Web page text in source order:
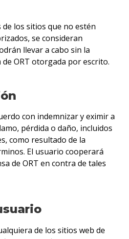
los sitios que no estén
se consideran
llevar a cabo sin la
ORT otorgada por escrito.
con indemnizar y eximir a
pérdida o daño, incluidos
como resultado de la
El usuario cooperará
de ORT en contra de tales
de los sitios web de